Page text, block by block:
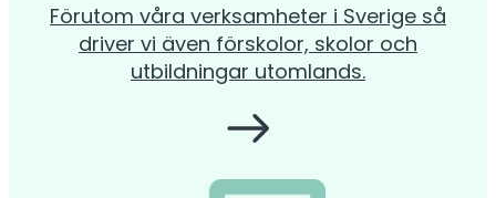
Förutom våra verksamheter i Sverige så
driver vi även förskolor, skolor och
utbildningar utomlands.